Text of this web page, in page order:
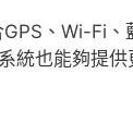
、Wi-Fi、
統也能夠提供